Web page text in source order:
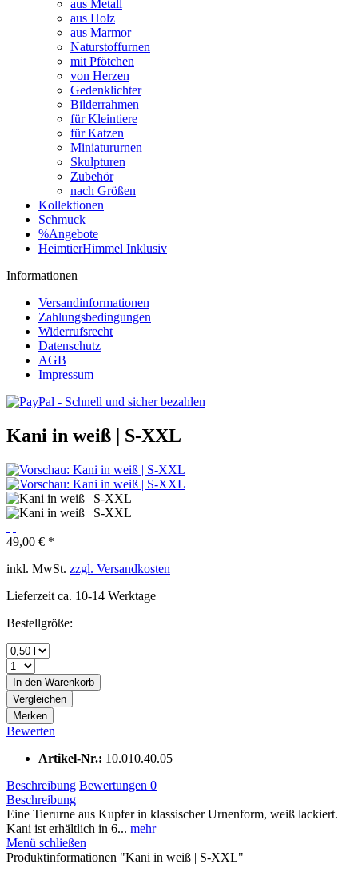
aus Metall
aus Holz
aus Marmor
Naturstoffurnen
mit Pfötchen
von Herzen
Gedenklichter
Bilderrahmen
für Kleintiere
für Katzen
Miniatururnen
Skulpturen
Zubehör
nach Größen
Kollektionen
Schmuck
%Angebote
HeimtierHimmel Inklusiv
Informationen
Versandinformationen
Zahlungsbedingungen
Widerrufsrecht
Datenschutz
AGB
Impressum
Kani in weiß | S-XXL
49,00 € *
inkl. MwSt. zzgl. Versandkosten
Lieferzeit ca. 10-14 Werktage
Bestellgröße:
In den Warenkorb
Vergleichen
Merken
Bewerten
Artikel-Nr.: 10.010.40.05
Beschreibung Bewertungen 0
Beschreibung
Eine Tierurne aus Kupfer in klassischer Urnenform, weiß lackiert.
Kani ist erhältlich in 6... mehr
Menü schließen
Produktinformationen "Kani in weiß | S-XXL"